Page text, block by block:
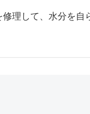
理して、水分を自